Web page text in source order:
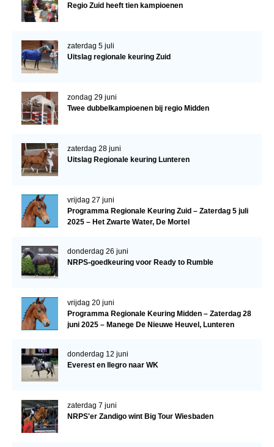
Regio Zuid heeft tien kampioenen
zaterdag 5 juli
Uitslag regionale keuring Zuid
zondag 29 juni
Twee dubbelkampioenen bij regio Midden
zaterdag 28 juni
Uitslag Regionale keuring Lunteren
vrijdag 27 juni
Programma Regionale Keuring Zuid – Zaterdag 5 juli
2025 – Het Zwarte Water, De Mortel
donderdag 26 juni
NRPS-goedkeuring voor Ready to Rumble
vrijdag 20 juni
Programma Regionale Keuring Midden – Zaterdag 28
juni 2025 – Manege De Nieuwe Heuvel, Lunteren
donderdag 12 juni
Everest en Ilegro naar WK
zaterdag 7 juni
NRPS'er Zandigo wint Big Tour Wiesbaden